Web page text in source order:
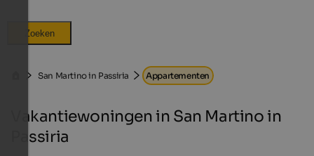
Zoeken
San Martino in Passiria Appartementen
Vakantiewoningen in San Martino in
Passiria